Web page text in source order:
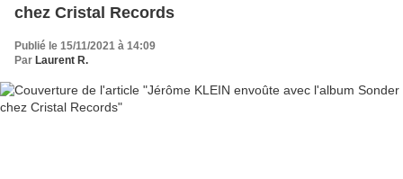
chez Cristal Records
Publié le 15/11/2021 à 14:09
Par Laurent R.